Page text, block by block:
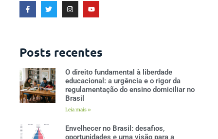
Posts recentes
O direito fundamental à liberdade
educacional: a urgência e o rigor da
regulamentação do ensino domiciliar no
Brasil
Leia mais »
Envelhecer no Brasil: desafios,
oportunidades e uma visão para a